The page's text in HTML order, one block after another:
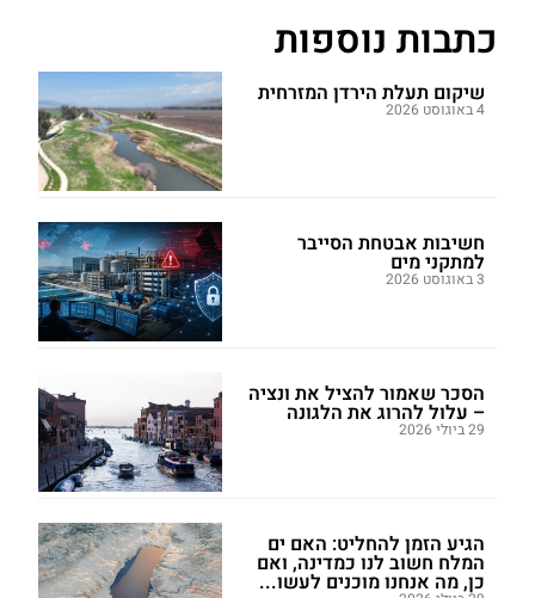
כתבות נוספות
שיקום תעלת הירדן המזרחית
חשיבות אבטחת הסייבר
למתקני מים
הסכר שאמור להציל את ונציה
– עלול להרוג את הלגונה
הגיע הזמן להחליט: האם ים
המלח חשוב לנו כמדינה, ואם
כן, מה אנחנו מוכנים לעשו...